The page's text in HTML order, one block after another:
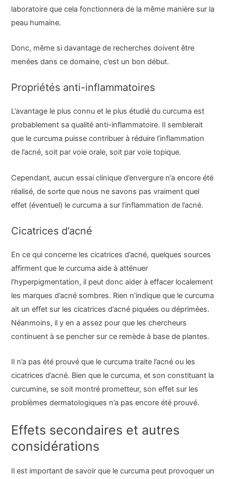
laboratoire que cela fonctionnera de la même manière sur la
peau humaine.
Donc, même si davantage de recherches doivent être
menées dans ce domaine, c’est un bon début.
Propriétés anti-inflammatoires
L’avantage le plus connu et le plus étudié du curcuma est
probablement sa qualité anti-inflammatoire. Il semblerait
que le curcuma puisse contribuer à réduire l’inflammation
de l’acné, soit par voie orale, soit par voie topique.
Cependant, aucun essai clinique d’envergure n’a encore été
réalisé, de sorte que nous ne savons pas vraiment quel
effet (éventuel) le curcuma a sur l’inflammation de l’acné.
Cicatrices d’acné
En ce qui concerne les cicatrices d’acné, quelques sources
affirment que le curcuma aide à atténuer
l’hyperpigmentation, il peut donc aider à effacer localement
les marques d’acné sombres. Rien n’indique que le curcuma
ait un effet sur les cicatrices d’acné piquées ou déprimées.
Néanmoins, il y en a assez pour que les chercheurs
continuent à se pencher sur ce remède à base de plantes.
Il n’a pas été prouvé que le curcuma traite l’acné ou les
cicatrices d’acné. Bien que le curcuma, et son constituant la
curcumine, se soit montré prometteur, son effet sur les
problèmes dermatologiques n’a pas encore été prouvé.
Effets secondaires et autres
considérations
Il est important de savoir que le curcuma peut provoquer un